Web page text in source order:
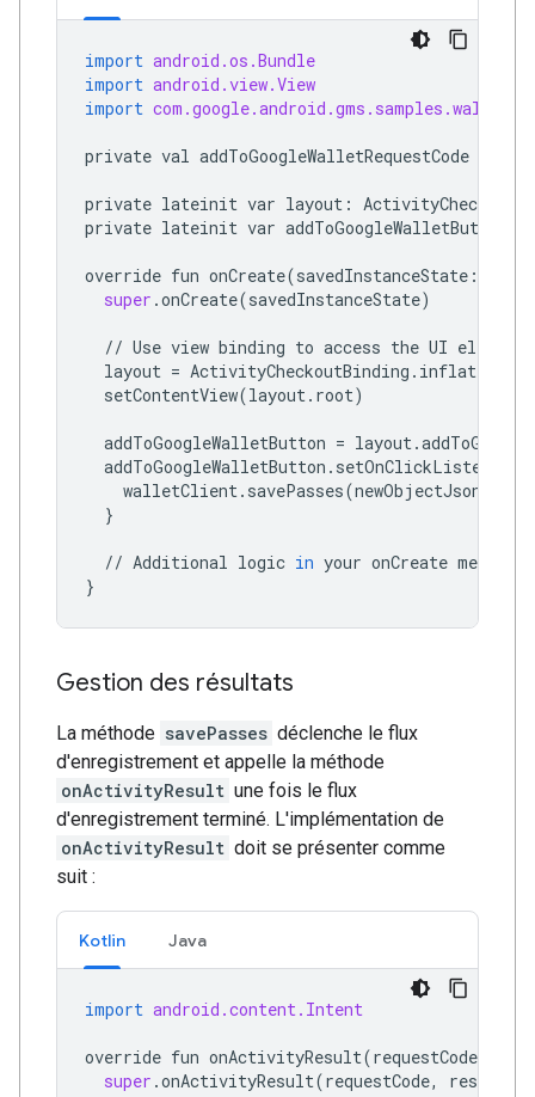
import android.os.Bundle
import android.view.View
import
private val addToGoogleWalletRequestCode
private lateinit var layout :
private lateinit var addToGoogleWalletButton
override fun onCreate(savedInstanceState :
super .onCreate(savedInstanceState)
// Use view binding to access the UI elements
layout = ActivityCheckoutBinding . inflate
setContentView(layout. root)
addToGoogleWalletButton = layout.
addToGoogleWalletButton . setOnClickListener
walletClient. savePasses(newObjectJson
}
// Additional logic in your onCreate method
}
Gestion des résultats
La méthode savePasses déclenche le flux
d'enregistrement et appelle la méthode
onActivityResult une fois le flux
d'enregistrement terminé. L'implémentation de
onActivityResult doit se présenter comme
suit :
Kotlin Java
import android.content.Intent
override fun onActivityResult(requestCode
super .onActivityResult(requestCode,